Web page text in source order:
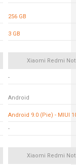
256 GB
3 GB
Xiaomi Redmi
-
Android
Android 9.0 (Pie) - MIUI
-
Xiaomi Redmi